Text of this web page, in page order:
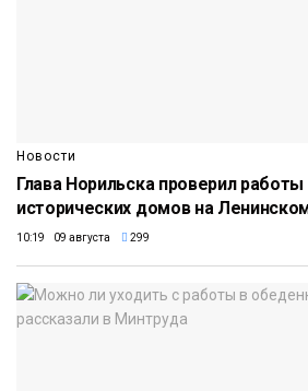
Новости
Глава Норильска проверил
исторических домов на
10:19 09 августа 299